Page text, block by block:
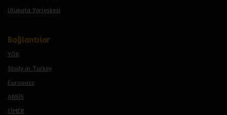
Ulukışla Yerleşkesi
Bağlantılar
YÖK
Study in Turkey
Europass
ARBİS
CİMER